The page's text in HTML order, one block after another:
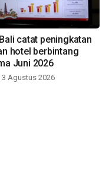
catat peningkatan
hotel berbintang
Juni 2026
3 Agustus 2026